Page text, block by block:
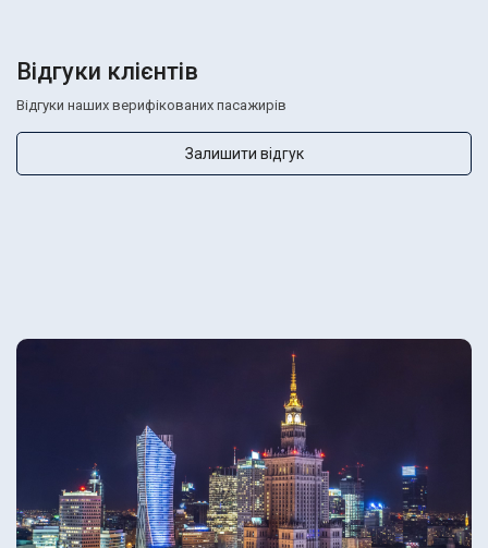
Відгуки клієнтів
Відгуки наших верифікованих пасажирів
Залишити відгук